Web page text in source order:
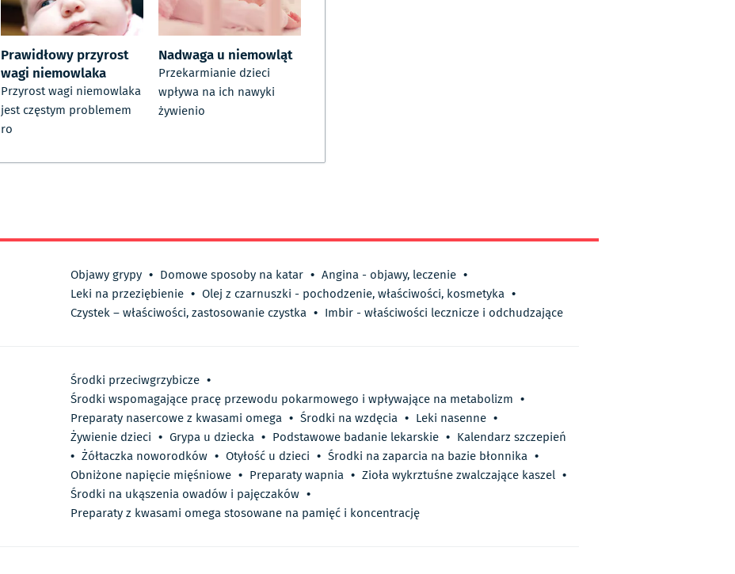
Prawidłowy przyrost
wagi niemowlaka
Przyrost wagi niemowlaka
jest częstym problemem
ro
Nadwaga u niemowląt
Przekarmianie dzieci
wpływa na ich nawyki
żywienio
Objawy grypy • Domowe sposoby na katar • Angina - objawy, leczenie •
Leki na przeziębienie • Olej z czarnuszki - pochodzenie, właściwości, kosmetyka •
Czystek – właściwości, zastosowanie czystka • Imbir - właściwości lecznicze i odchudzające
Środki przeciwgrzybicze •
Środki wspomagające pracę przewodu pokarmowego i wpływające na metabolizm •
Preparaty nasercowe z kwasami omega • Środki na wzdęcia • Leki nasenne •
Żywienie dzieci • Grypa u dziecka • Podstawowe badanie lekarskie • Kalendarz szczepień
• Żółtaczka noworodków • Otyłość u dzieci • Środki na zaparcia na bazie błonnika •
Obniżone napięcie mięśniowe • Preparaty wapnia • Zioła wykrztuśne zwalczające kaszel •
Środki na ukąszenia owadów i pajęczaków •
Preparaty z kwasami omega stosowane na pamięć i koncentrację